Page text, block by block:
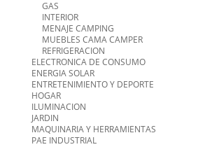
GAS
INTERIOR
MENAJE CAMPING
MUEBLES CAMA CAMPER
REFRIGERACION
ELECTRONICA DE CONSUMO
ENERGIA SOLAR
ENTRETENIMIENTO Y DEPORTE
HOGAR
ILUMINACION
JARDIN
MAQUINARIA Y HERRAMIENTAS
PAE INDUSTRIAL